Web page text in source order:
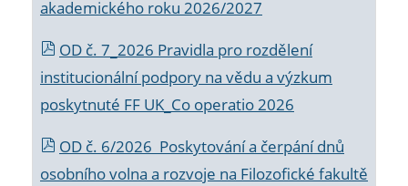
akademického roku 2026/2027
OD č. 7_2026 Pravidla pro rozdělení
institucionální podpory na vědu a výzkum
poskytnuté FF UK_Co operatio 2026
OD č. 6/2026 Poskytování a čerpání dnů
osobního volna a rozvoje na Filozofické fakultě